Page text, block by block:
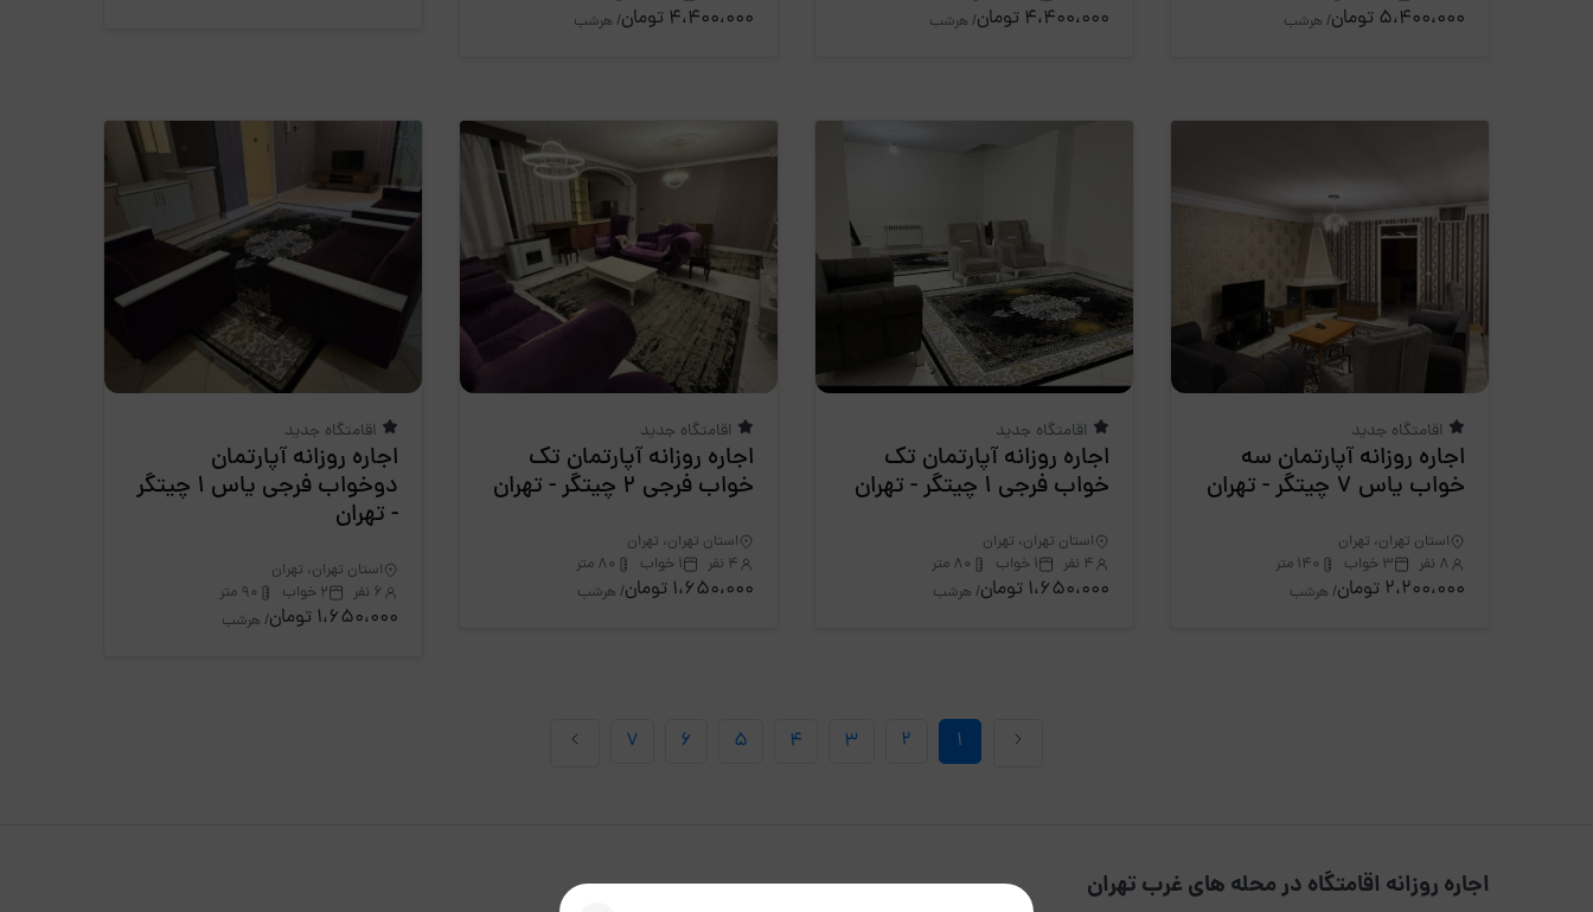
5،400،000 تومان / هرشب 4،400،000 تومان / هرشب 4،400،000 تومان / هرشب
اقامتگاه جدید
اجاره روزانه آپارتمان سه
خواب یاس 7 چیتگر - تهران
استان تهران، تهران
8 نفر
3 خواب 140 متر
2،200،000 تومان / هرشب
اقامتگاه جدید
اجاره روزانه آپارتمان تک
خواب فرجی 1 چیتگر - تهران
استان تهران، تهران
4 نفر
1 خواب 80 متر
1،650،000 تومان / هرشب
اقامتگاه جدید
اجاره روزانه آپارتمان تک
خواب فرجی 2 چیتگر - تهران
استان تهران، تهران
4 نفر
1 خواب 80 متر
1،650،000 تومان / هرشب
اقامتگاه جدید
اجاره روزانه آپارتمان
دوخواب فرجی یاس 1 چیتگر
- تهران
استان تهران، تهران
6 نفر
2 خواب 90 متر
1،650،000 تومان / هرشب
1
2
3
4
5
6
7
اجاره روزانه اقامتگاه در محله های غرب تهران